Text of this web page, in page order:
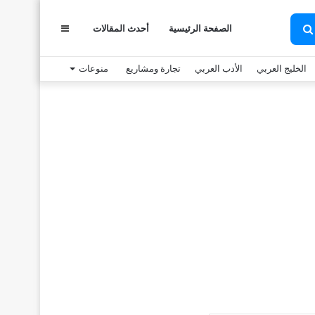
بحث
عن
الصفحة الرئيسية أحدث المقالات
الخليج العربي الأدب العربي تجارة ومشاريع منوعات